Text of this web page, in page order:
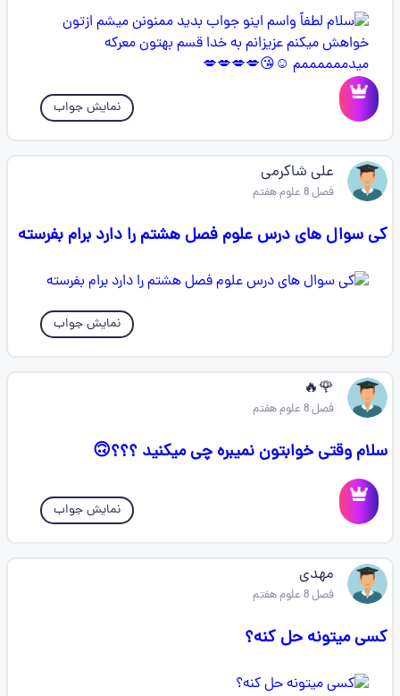
نمایش جواب
علی شاکرمی
فصل 8 علوم هفتم
کی سوال های درس علوم فصل هشتم را دارد برام بفرسته
نمایش جواب
🌹🔥
فصل 8 علوم هفتم
سلام وقتی خوابتون نمیبره چی میکنید ؟؟؟🙃
نمایش جواب
مهدی
فصل 8 علوم هفتم
کسی میتونه حل کنه؟